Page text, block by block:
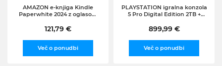
AMAZON e-knjiga Kindle
Paperwhite 2024 z oglasom
121,79 €
Več o ponudbi
PLAYSTATION igralna konzola
5 Pro Digital Edition 2TB +
DualSense, bela
899,99 €
Več o ponudbi